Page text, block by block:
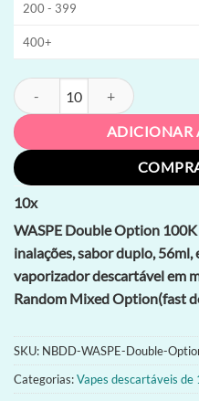
200 - 399
400+
WASPE Double Option 100K
ADICIONAR
10x
WASPE Double Option
inalações, sabor duplo, 56ml,
vaporizador descartável em
Random Mixed Option(fast
SKU: NBDD-WASPE-Double-
Categorias:Vapes descartáveis